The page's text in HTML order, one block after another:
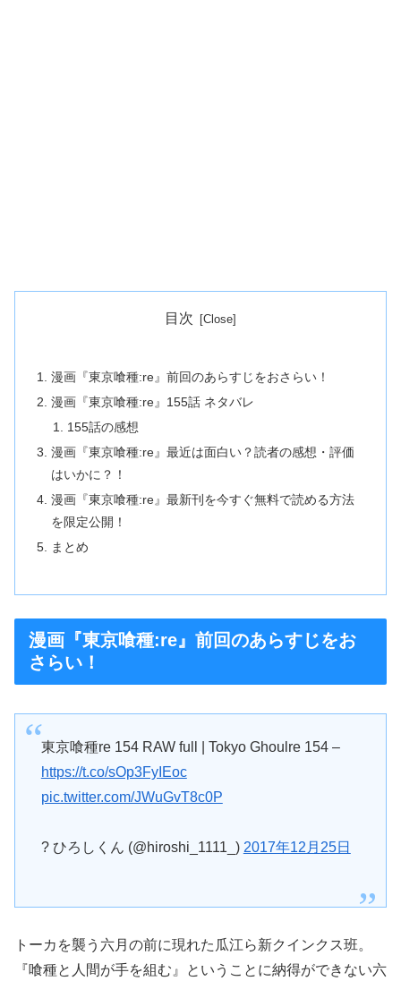
目次
漫画『東京喰種:re』前回のあらすじをおさらい！
漫画『東京喰種:re』155話 ネタバレ
155話の感想
漫画『東京喰種:re』最近は面白い？読者の感想・評価
はいかに？！
漫画『東京喰種:re』最新刊を今すぐ無料で読める方法
を限定公開！
まとめ
漫画『東京喰種:re』前回のあらすじをお
さらい！
東京喰種re 154 RAW full | Tokyo Ghoulre 154 –
https://t.co/sOp3FyIEoc
pic.twitter.com/JWuGvT8c0P
? ひろしくん (@hiroshi_1111_) 2017年12月25日
トーカを襲う六月の前に現れた瓜江ら新クインクス班。
『喰種と人間が手を組む』ということに納得ができない六